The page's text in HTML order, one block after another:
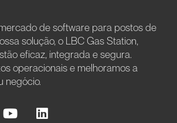
de software para postos de
solução, o LBC Gas Station,
eficaz, integrada e segura.
operacionais e melhoramos a
negócio.